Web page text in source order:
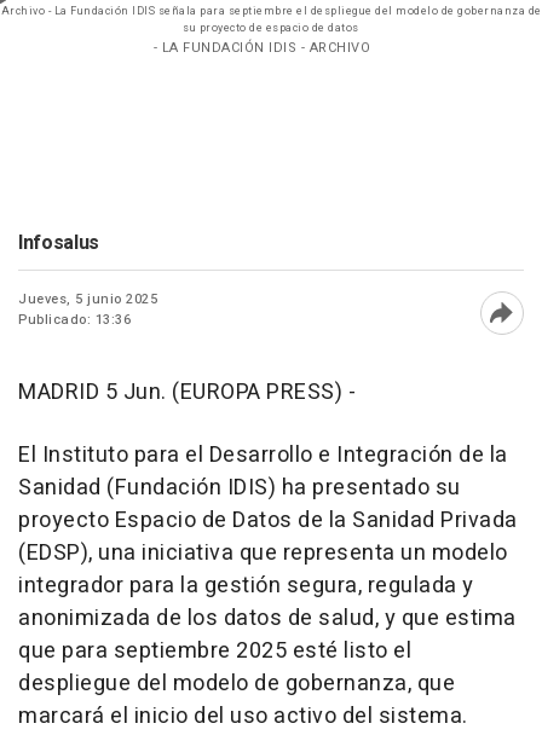
Archivo - La Fundación IDIS señala para septiembre el despliegue del modelo de gobernanza de
su proyecto de espacio de datos
- LA FUNDACIÓN IDIS - ARCHIVO
Infosalus
Jueves, 5 junio 2025
Publicado: 13:36
MADRID 5 Jun. (EUROPA PRESS) -
El Instituto para el Desarrollo e Integración de la
Sanidad (Fundación IDIS) ha presentado su
proyecto Espacio de Datos de la Sanidad Privada
(EDSP), una iniciativa que representa un modelo
integrador para la gestión segura, regulada y
anonimizada de los datos de salud, y que estima
que para septiembre 2025 esté listo el
despliegue del modelo de gobernanza, que
marcará el inicio del uso activo del sistema.